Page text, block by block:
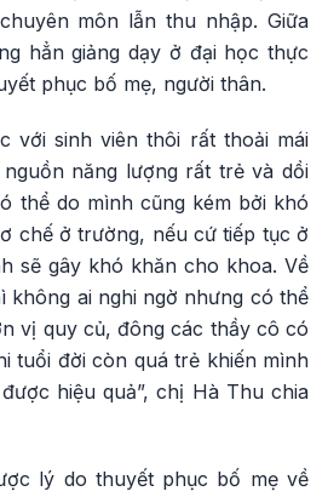
môn lẫn thu nhập. Giữa
hẳn giảng dạy ở đại học thực
phục bố mẹ, người thân.
với sinh viên thôi rất thoải mái
năng lượng rất trẻ và dồi
thể do mình cũng kém bởi khó
chế ở trường, nếu cứ tiếp tục ở
sẽ gây khó khăn cho khoa. Về
không ai nghi ngờ nhưng có thể
vị quy củ, đông các thầy cô có
tuổi đời còn quá trẻ khiến mình
hiệu quả”, chị Hà Thu chia
lý do thuyết phục bố mẹ về